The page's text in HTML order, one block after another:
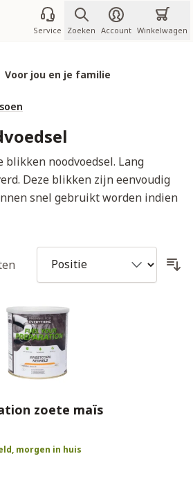
Service Zoeken Account Winkelwagen
Voor jou en je familie
noodvoedsel. Lang
Deze blikken zijn eenvoudig
snel gebruikt worden indien
zoete maïs
morgen in huis